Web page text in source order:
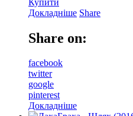
Докладніше Share
Share on:
facebook
twitter
google
pinterest
Докладніше